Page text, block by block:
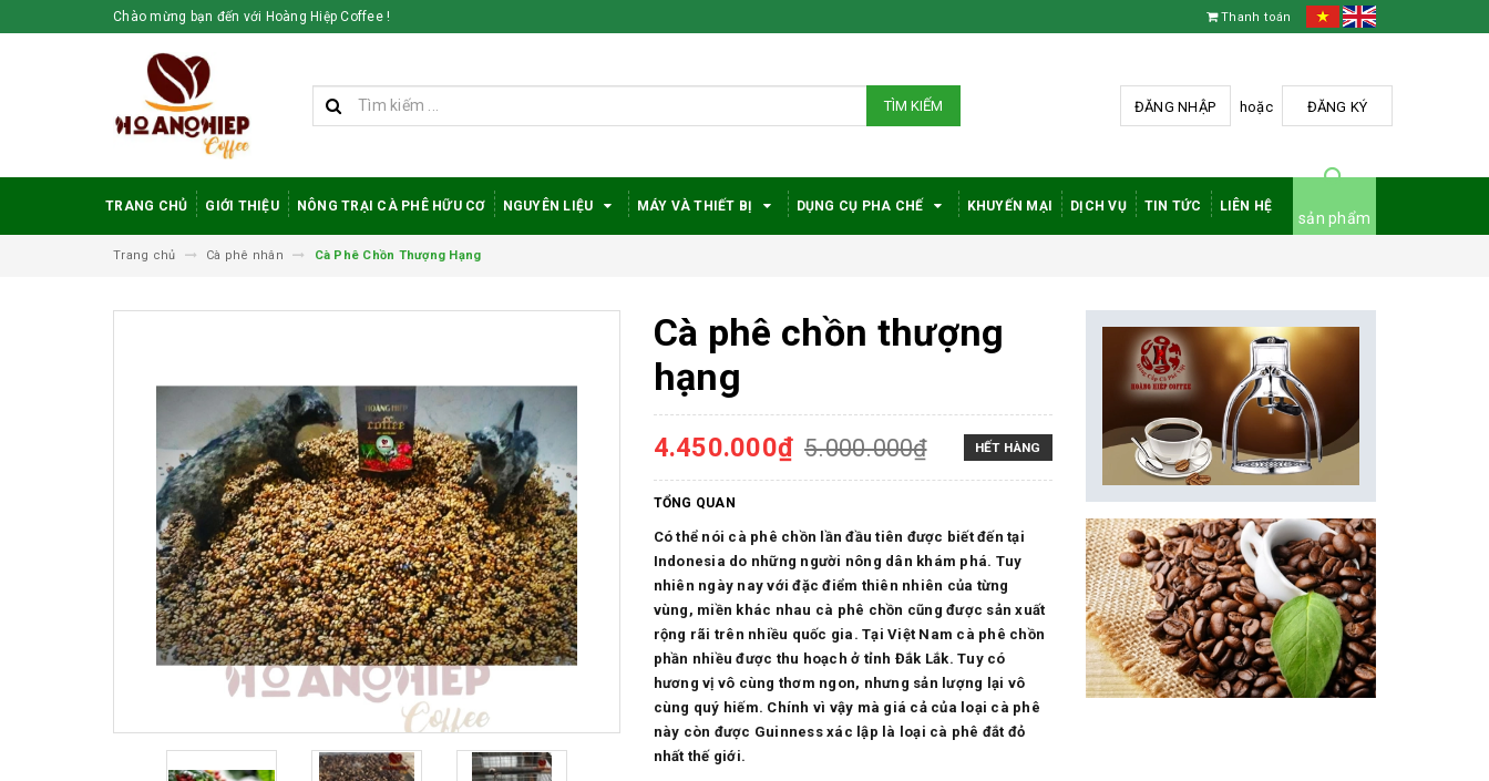
Chào mừng bạn đến với Hoàng Hiệp Coffee ! Thanh toán
TÌM KIẾM ĐĂNG NHẬP hoặc ĐĂNG KÝ
TRANG CHỦ GIỚI THIỆU NÔNG TRẠI CÀ PHÊ HỮU CƠ NGUYÊN LIỆU MÁY VÀ THIẾT BỊ DỤNG CỤ PHA CHẾ KHUYẾN MẠI DỊCH VỤ TIN TỨC LIÊN HỆ
sản phẩm
Trang chủ Cà phê nhân Cà Phê Chồn Thượng Hạng
Cà phê chồn thượng
hạng
4.450.000₫ 5.000.000₫ HẾT HÀNG
TỔNG QUAN
Có thể nói cà phê chồn lần đầu tiên được biết đến tại
Indonesia do những người nông dân khám phá. Tuy
nhiên ngày nay với đặc điểm thiên nhiên của từng
vùng, miền khác nhau cà phê chồn cũng được sản xuất
rộng rãi trên nhiều quốc gia. Tại Việt Nam cà phê chồn
phần nhiều được thu hoạch ở tỉnh Đắk Lắk. Tuy có
hương vị vô cùng thơm ngon, nhưng sản lượng lại vô
cùng quý hiếm. Chính vì vậy mà giá cả của loại cà phê
này còn được Guinness xác lập là loại cà phê đắt đỏ
nhất thế giới.